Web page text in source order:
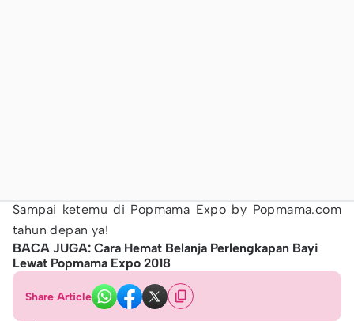
Sampai ketemu di Popmama Expo by Popmama.com
tahun depan ya!
BACA JUGA: Cara Hemat Belanja Perlengkapan Bayi
Lewat Popmama Expo 2018​
Share Article